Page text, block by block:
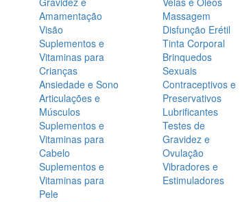
Amamentação
Visão
Suplementos e
Vitaminas para
Crianças
Ansiedade e Sono
Articulações e
Músculos
Suplementos e
Vitaminas para
Cabelo
Suplementos e
Vitaminas para
Pele
Massagem
Disfunção Erétil
Tinta Corporal
Brinquedos
Sexuais
Contraceptivos e
Preservativos
Lubrificantes
Testes de
Gravidez e
Ovulação
Vibradores e
Estimuladores